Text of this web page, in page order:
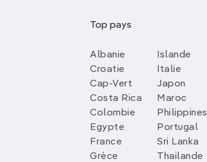
Top pays
Albanie
Croatie
Cap-Vert
Costa Rica
Colombie
Egypte
France
Grèce
Islande
Italie
Japon
Maroc
Philippines
Portugal
Sri Lanka
Thailande